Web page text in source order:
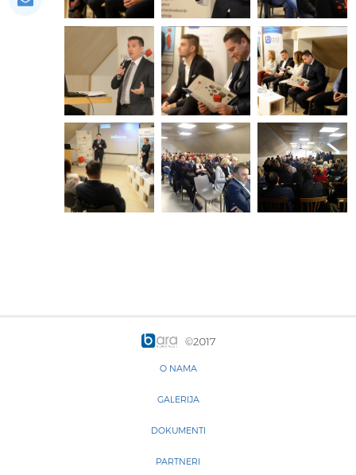
©2017
O NAMA
GALERIJA
DOKUMENTI
PARTNERI